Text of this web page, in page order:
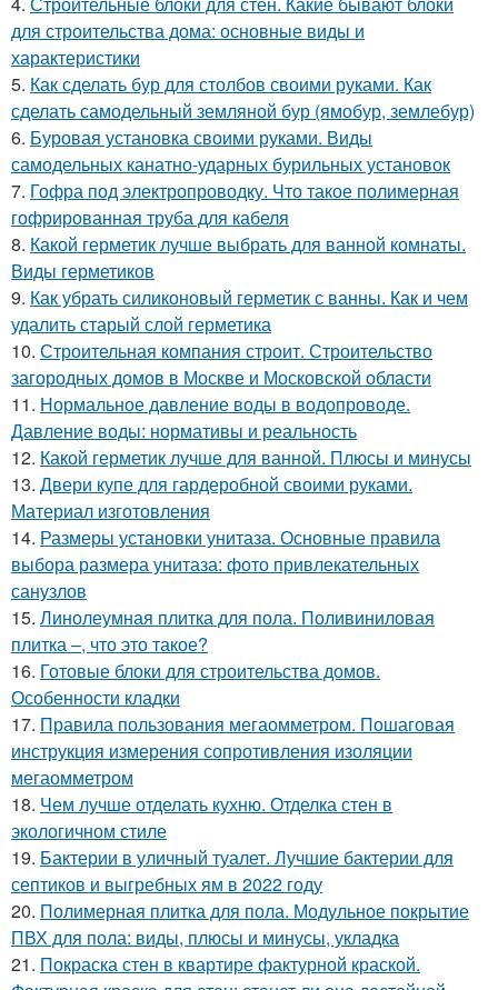
для строительства дома: основные виды и
характеристики
5. Как сделать бур для столбов своими руками. Как
сделать самодельный земляной бур (ямобур, землебур)
6. Буровая установка своими руками. Виды
самодельных канатно-ударных бурильных установок
7. Гофра под электропроводку. Что такое полимерная
гофрированная труба для кабеля
8. Какой герметик лучше выбрать для ванной комнаты.
Виды герметиков
9. Как убрать силиконовый герметик с ванны. Как и чем
удалить старый слой герметика
10. Строительная компания строит. Строительство
загородных домов в Москве и Московской области
11. Нормальное давление воды в водопроводе.
Давление воды: нормативы и реальность
12. Какой герметик лучше для ванной. Плюсы и минусы
13. Двери купе для гардеробной своими руками.
Материал изготовления
14. Размеры установки унитаза. Основные правила
выбора размера унитаза: фото привлекательных
санузлов
15. Линолеумная плитка для пола. Поливиниловая
плитка –, что это такое?
16. Готовые блоки для строительства домов.
Особенности кладки
17. Правила пользования мегаомметром. Пошаговая
инструкция измерения сопротивления изоляции
мегаомметром
18. Чем лучше отделать кухню. Отделка стен в
экологичном стиле
19. Бактерии в уличный туалет. Лучшие бактерии для
септиков и выгребных ям в 2022 году
20. Полимерная плитка для пола. Модульное покрытие
ПВХ для пола: виды, плюсы и минусы, укладка
21. Покраска стен в квартире фактурной краской.